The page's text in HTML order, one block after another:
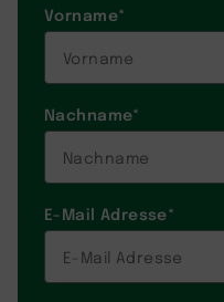
Vorname*
Nachname*
E-Mail Adresse*